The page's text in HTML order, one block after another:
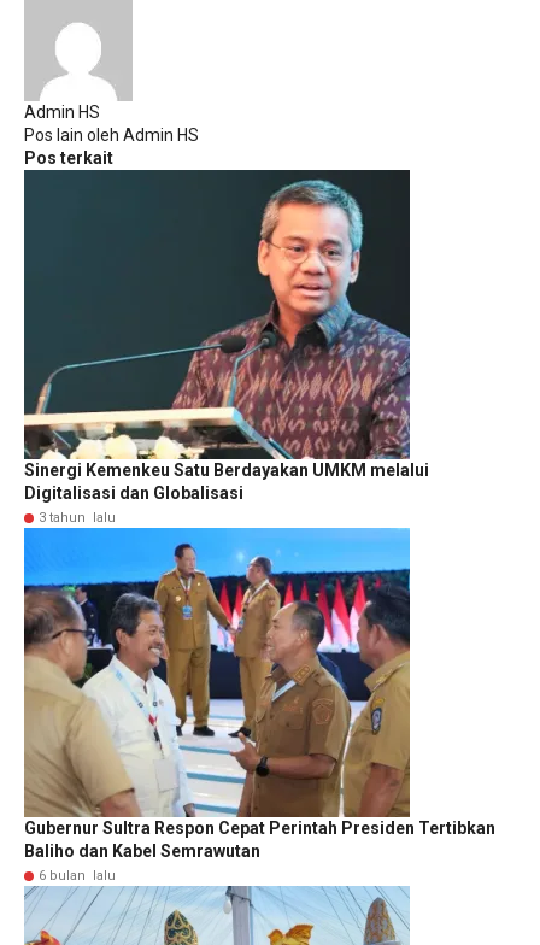
Admin HS
Pos lain oleh Admin HS
Pos terkait
Sinergi Kemenkeu Satu Berdayakan UMKM melalui
Digitalisasi dan Globalisasi
3 tahun lalu
Gubernur Sultra Respon Cepat Perintah Presiden Tertibkan
Baliho dan Kabel Semrawutan
6 bulan lalu